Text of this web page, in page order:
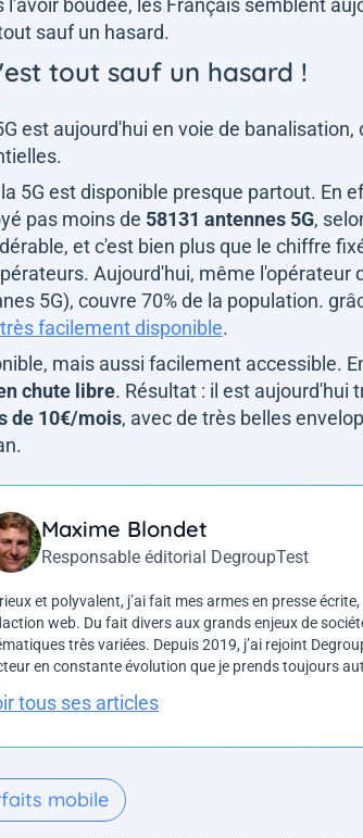
sauf un hasard.
tout sauf un hasard !
est aujourd'hui en voie de
5G est disponible presque partout. En
pas moins de 58131 antennes 5G,
et c'est bien plus que le chiffre
Aujourd'hui, même l'opérateur
5G), couvre 70% de la population.
facilement disponible.
mais aussi facilement accessible.
chute libre. Résultat : il est aujourd'hui
de 10€/mois, avec de très belles
Maxime Blondet
Responsable éditorial DegroupTest
et polyvalent, j’ai fait mes armes en presse
web. Du fait divers aux grands enjeux de
très variées. Depuis 2019, j’ai rejoint
en constante évolution que je prends toujours
tous ses articles
mobile